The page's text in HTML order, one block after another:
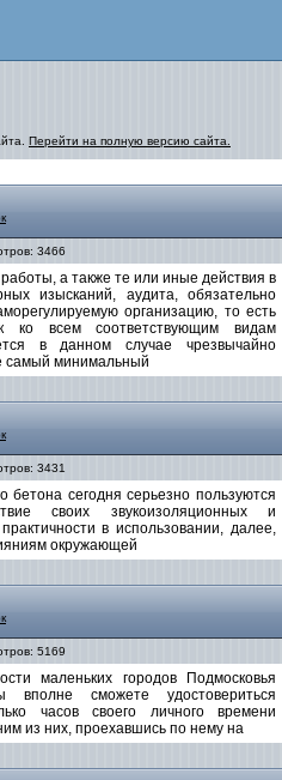
Перейти на полную версию сайта.
3466
а также те или иные действия в
изысканий, аудита, обязательно
организацию, то есть
всем соответствующим видам
в данном случае чрезвычайно
самый минимальный
3431
сегодня серьезно пользуются
своих звукоизоляционных и
в использовании, далее,
окружающей
5169
маленьких городов Подмосковья
сможете удостовериться
часов своего личного времени
из них, проехавшись по нему на